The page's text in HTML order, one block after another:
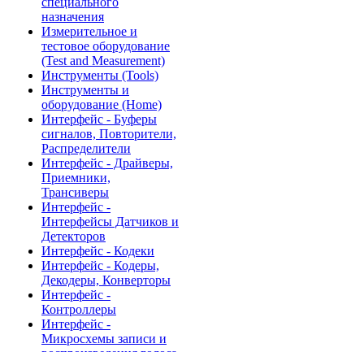
назначения
Измерительное и
тестовое оборудование
(Test and Measurement)
Инструменты (Tools)
Инструменты и
оборудование (Home)
Интерфейс - Буферы
сигналов, Повторители,
Распределители
Интерфейс - Драйверы,
Приемники,
Трансиверы
Интерфейс -
Интерфейсы Датчиков и
Детекторов
Интерфейс - Кодеки
Интерфейс - Кодеры,
Декодеры, Конверторы
Интерфейс -
Контроллеры
Интерфейс -
Микросхемы записи и